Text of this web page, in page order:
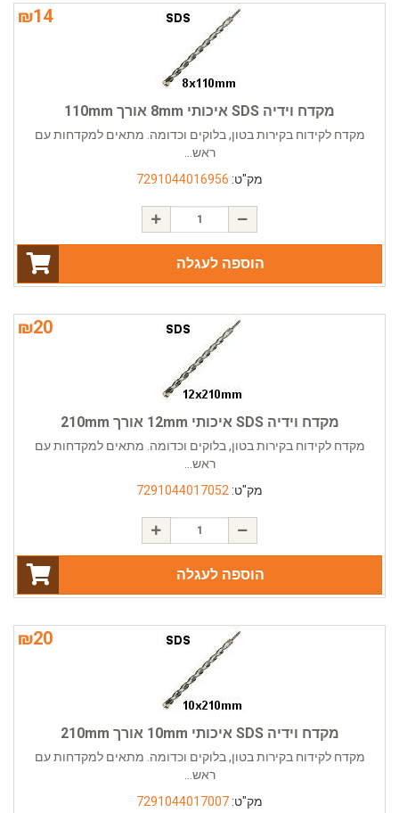
₪14
מקדח וידיה SDS איכותי 8mm אורך 110mm
מקדח לקידוח בקירות בטון, בלוקים וכדומה. מתאים למקדחות עם
ראש...
מק"ט: 7291044016956
הוספה לעגלה
₪20
מקדח וידיה SDS איכותי 12mm אורך 210mm
מקדח לקידוח בקירות בטון, בלוקים וכדומה. מתאים למקדחות עם
ראש...
מק"ט: 7291044017052
הוספה לעגלה
₪20
מקדח וידיה SDS איכותי 10mm אורך 210mm
מקדח לקידוח בקירות בטון, בלוקים וכדומה. מתאים למקדחות עם
ראש...
מק"ט: 7291044017007